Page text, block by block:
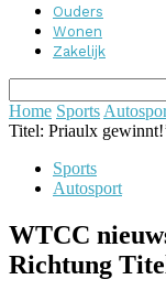
Ouders
Wonen
Zakelijk
Home Sports
Titel: Priaulx
Sports
Autosport
WTCC
Richtung